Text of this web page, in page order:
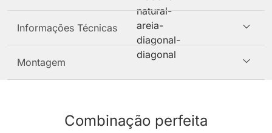
Informações Técnicas
Montagem
Combinação perfeita